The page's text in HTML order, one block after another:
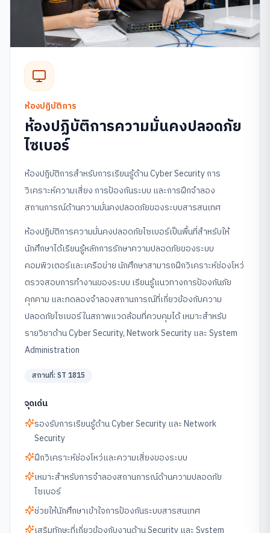
ห้องปฏิบัติการ
ห้องปฏิบัติการความมั่นคงปลอดภัย
ไซเบอร์
ห้องปฏิบัติการสำหรับการเรียนรู้ด้าน Cyber Security การ
วิเคราะห์ความเสี่ยง การป้องกันระบบ และการฝึกจำลอง
สถานการณ์ด้านความมั่นคงปลอดภัยของระบบสารสนเทศ
ห้องปฏิบัติการความมั่นคงปลอดภัยไซเบอร์เป็นพื้นที่สำหรับให้
นักศึกษาได้เรียนรู้หลักการรักษาความปลอดภัยของระบบ
คอมพิวเตอร์และเครือข่าย นักศึกษาสามารถฝึกวิเคราะห์ช่องโหว่
ตรวจสอบการทำงานของระบบ เรียนรู้แนวทางการป้องกันภัย
คุกคาม และทดลองจำลองสถานการณ์ที่เกี่ยวข้องกับความ
ปลอดภัยไซเบอร์ในสภาพแวดล้อมที่ควบคุมได้ เหมาะสำหรับ
รายวิชาด้าน Cyber Security, Network Security และ System
Administration
สถานที่: ST 1815
จุดเด่น
รองรับการเรียนรู้ด้าน Cyber Security และ Network
Security
ฝึกวิเคราะห์ช่องโหว่และความเสี่ยงของระบบ
เหมาะสำหรับการจำลองสถานการณ์ด้านความปลอดภัย
ไซเบอร์
ช่วยให้นักศึกษาเข้าใจการป้องกันระบบสารสนเทศ